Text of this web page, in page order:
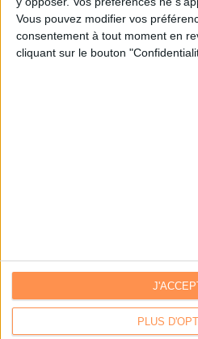
Vous pouvez modifier vos
consentement à tout moment en
cliquant sur le bouton
PLUS
Je m'inscris sur
Communiquer avec Archimag|